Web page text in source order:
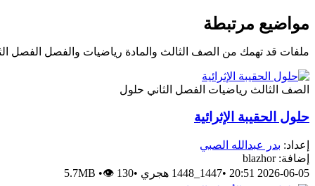
مواضيع مرتبطة
ملفات قد تهمك من الصف الثالث والمادة رياضيات والفصل الفصل
الصف الثالث رياضيات الفصل الثاني حلول
حلول الحقيبة الإثرائية
إعداد: بدر عبدالله الصبي
إضافة: blazhor
2026-06-05 20:51
•1447_1448 هجري •
5.7MB •👁 130